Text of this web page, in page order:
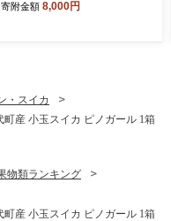
ひとりじめBonBonリッチ 1
寄附金額 8,000円
・スイカ
町産 小玉スイカ ピノガール 1箱
物類ランキング
町産 小玉スイカ ピノガール 1箱